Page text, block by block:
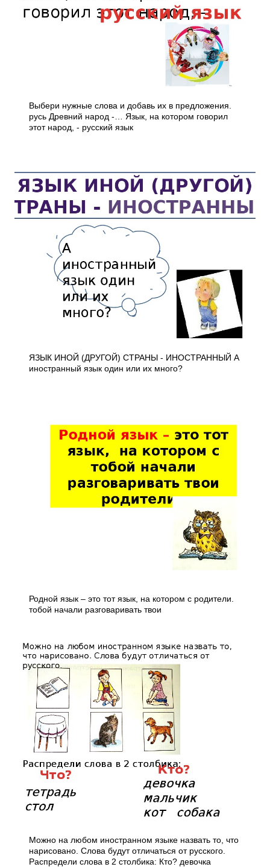
Выбери нужные слова и добавь их в предложения.
русь Древний народ -… Язык, на котором говорил
этот народ, - русский язык
ЯЗЫК ИНОЙ (ДРУГОЙ) СТРАНЫ - ИНОСТРАННЫЙ А
иностранный язык один или их много?
Родной язык – это тот язык, на котором с родители.
тобой начали разговаривать твои
Можно на любом иностранном языке назвать то, что
нарисовано. Слова будут отличаться от русского.
Распредели слова в 2 столбика: Кто? девочка